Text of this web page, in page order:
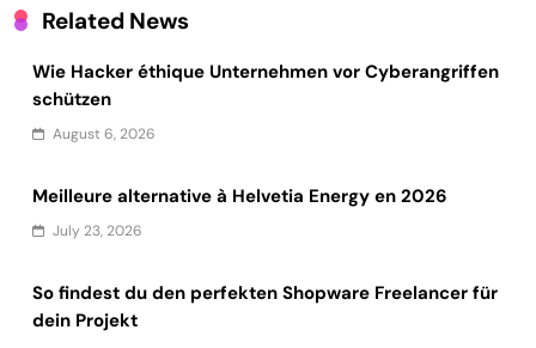
Related News
Wie Hacker éthique Unternehmen vor Cyberangriffen
schützen
August 6, 2026
Meilleure alternative à Helvetia Energy en 2026
July 23, 2026
So findest du den perfekten Shopware Freelancer für
dein Projekt